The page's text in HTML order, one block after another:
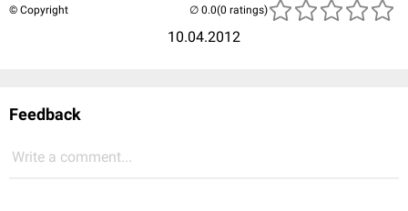
© Copyright
10.04.2012
(0 ratings)
Feedback
Write a comment...